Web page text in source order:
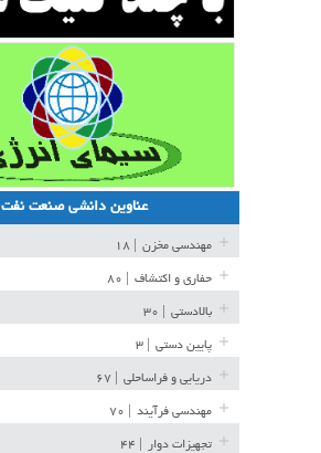
عناوین دانشی صنعت نفت
مهندسی مخزن
حفاری و اکتشاف
بالادستی
پایین دستی
دریایی و فراساحلی
مهندسی فرآیند
تجهیزات دوار